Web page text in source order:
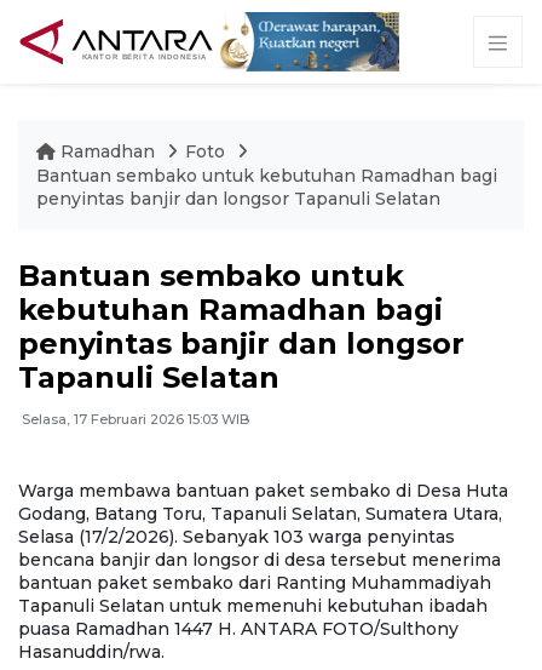
Ramadhan
Foto
Bantuan sembako untuk kebutuhan Ramadhan bagi
penyintas banjir dan longsor Tapanuli Selatan
Bantuan sembako untuk
kebutuhan Ramadhan bagi
penyintas banjir dan longsor
Tapanuli Selatan
Selasa, 17 Februari 2026 15:03 WIB
Warga membawa bantuan paket sembako di Desa Huta
Godang, Batang Toru, Tapanuli Selatan, Sumatera Utara,
Selasa (17/2/2026). Sebanyak 103 warga penyintas
bencana banjir dan longsor di desa tersebut menerima
bantuan paket sembako dari Ranting Muhammadiyah
Tapanuli Selatan untuk memenuhi kebutuhan ibadah
puasa Ramadhan 1447 H. ANTARA FOTO/Sulthony
Hasanuddin/rwa.